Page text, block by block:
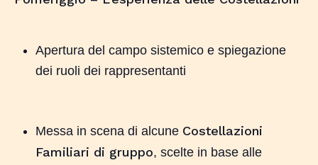
Apertura del campo sistemico e spiegazione
dei ruoli dei rappresentanti
Messa in scena di alcune Costellazioni
Familiari di gruppo, scelte in base alle